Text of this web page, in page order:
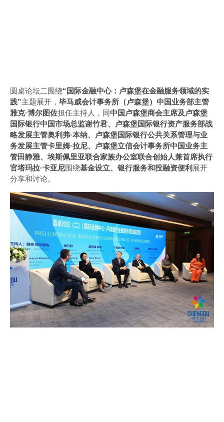
圆桌论坛二围绕“国际金融中心：卢森堡在金融服务领域的实
践”主题展开， 毕马威会计事务所（卢森堡）中国业务部主管
雅克·博尔图佐担任主持人，同中国卢森堡商会主席及卢森堡
国际银行中国市场总监谢竹君、卢森堡国际银行资产服务部战
略发展主管奥利弗·本纳、卢森堡国际银行公共关系管理与业
务发展主管卡里姆·拉尼、卢森堡立信会计事务所中国业务主
管田静雅、埃斯佩里亚联合家族办公室联合创始人兼首席执行
官塔玛拉·卡亚尼围绕基金设立、银行服务和投融资便利 展开
分享和讨论。